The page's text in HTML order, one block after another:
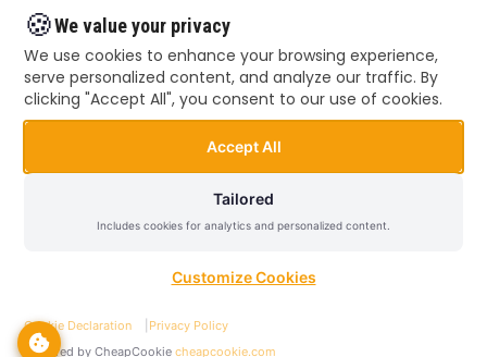
Hjælp til internet
Hjælp til TV
Hjælp til router
WiFi falder ud
TV der ikke virker
Dårlig WiFi
Mesh WiFi opsætning
Videoovervågning – privat &
Privatlivspolitik Handelsbetingelser
🍪We value your privacy
We use cookies to enhance your browsing experience,
serve personalized content, and analyze our traffic. By
clicking "Accept All", you consent to our use of cookies.
Accept All
Tailored
Includes cookies for analytics and personalized content.
Customize Cookies
Cookie Declaration
Privacy Policy
Powered by CheapCookiecheapcookie.com